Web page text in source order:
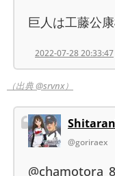
巨人は工藤公
2022-07-28 20:33:47
（出典 @srvnx）
@goriraex